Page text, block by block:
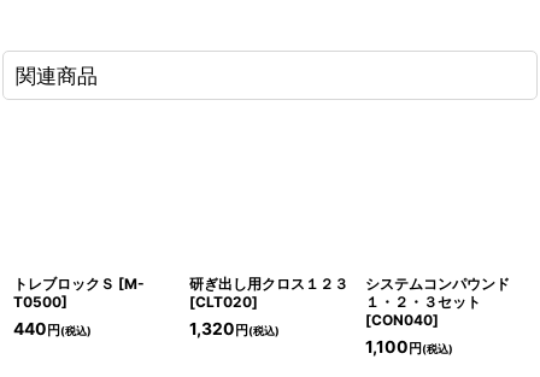
関連商品
トレブロックＳ [M-
T0500]
440 円(税込)
研ぎ出し用クロス１２３
[CLT020]
1,320 円(税込)
システムコンパウンド
１・２・３セット
[CON040]
1,100 円(税込)